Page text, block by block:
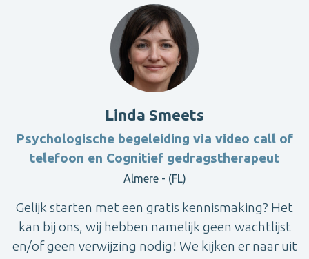
Linda Smeets
Psychologische begeleiding via video call of
telefoon en Cognitief gedragstherapeut
Almere - (FL)
Gelijk starten met een gratis kennismaking? Het
kan bij ons, wij hebben namelijk geen wachtlijst
en/of geen verwijzing nodig! We kijken er naar uit